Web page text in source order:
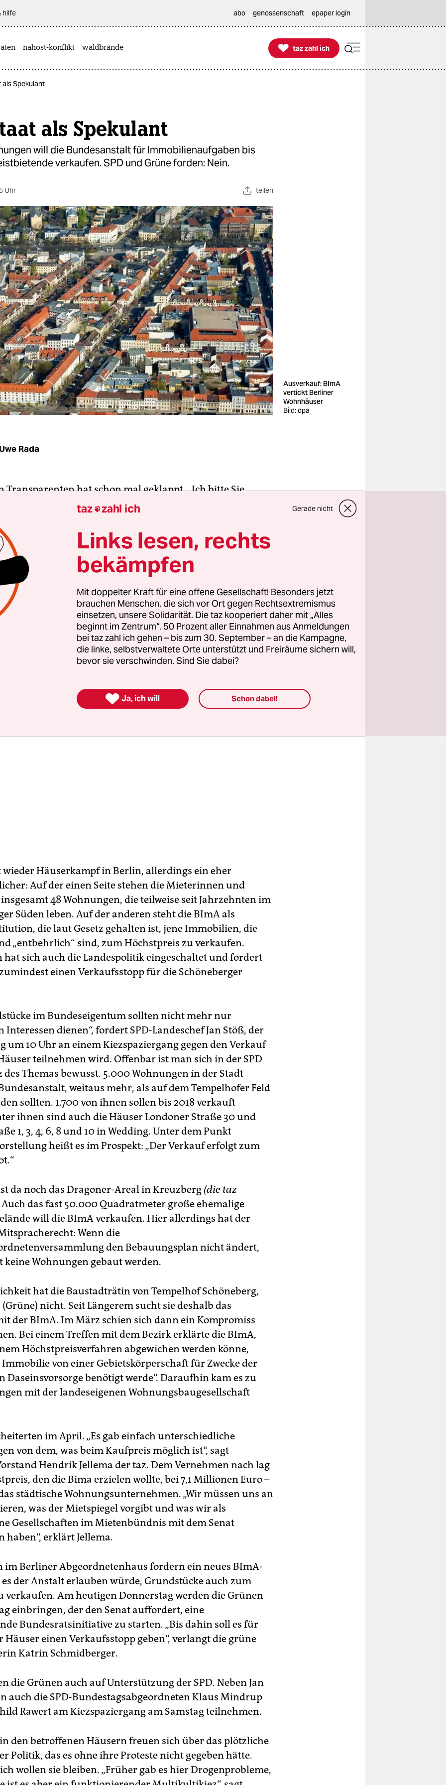
hilfe abo genossenschaft epaper login
nahost-konflikt waldbrände 
taz zahl ich
taz zahl ich
als Spekulant
als Spekulant
will die Bundesanstalt für Immobilienaufgaben bis
verkaufen. SPD und Grüne forden: Nein.
Uhr teilen
Ausverkauf: BImA
vertickt Berliner
Wohnhäuser
Bild: dpa
Uwe Rada
Transparenten hat schon mal geklappt. „Ich bitte Sie,
nicht pauschal als Spekulanten zu diffamieren“,
für Immobilienaufgaben, kurz BImA, am 3.
Mieter der Katzlerstraße 11. „Ebenso sollten Sie nicht
und Beschimpfungen auf Transparenten öffentlich
geworden“, sagt Altmieterin Barbara Tharra, die aus
den geplanten Verkauf der Häuser Katzlerstraße 10 und
25, 26 und 27 bereits einen Brief an
Angela Merkel geschrieben hat. „Wegen der Proteste
BImA jetzt sogar darauf, die Besichtigungstermine für
öffentlich zu machen.“
wieder Häuserkampf in Berlin, allerdings ein eher
Auf der einen Seite stehen die Mieterinnen und
48 Wohnungen, die teilweise seit Jahrzehnten im
Süden leben. Auf der anderen steht die BImA als
die laut Gesetz gehalten ist, jene Immobilien, die
„entbehrlich“ sind, zum Höchstpreis zu verkaufen.
hat sich auch die Landespolitik eingeschaltet und fordert
einen Verkaufsstopp für die Schöneberger
im Bundeseigentum sollten nicht mehr nur
Interessen dienen“, fordert SPD-Landeschef Jan Stöß, der
um 10 Uhr an einem Kiezspaziergang gegen den Verkauf
teilnehmen wird. Offenbar ist man sich in der SPD
des Themas bewusst. 5.000 Wohnungen in der Stadt
weitaus mehr, als auf dem Tempelhofer Feld
sollten. 1.700 von ihnen sollen bis 2018 verkauft
ihnen sind auch die Häuser Londoner Straße 30 und
1, 3, 4, 6, 8 und 10 in Wedding. Unter dem Punkt
heißt es im Prospekt: „Der Verkauf erfolgt zum
da noch das Dragoner-Areal in Kreuzberg (die taz
Auch das fast 50.000 Quadratmeter große ehemalige
will die BImA verkaufen. Hier allerdings hat der
Wenn die
den Bebauungsplan nicht ändert,
Wohnungen gebaut werden.
hat die Baustadträtin von Tempelhof Schöneberg,
nicht. Seit Längerem sucht sie deshalb das
der BImA. Im März schien sich dann ein Kompromiss
Bei einem Treffen mit dem Bezirk erklärte die BImA,
Höchstpreisverfahren abgewichen werden könne,
Immobilie von einer Gebietskörperschaft für Zwecke der
Daseinsvorsorge benötigt werde“. Daraufhin kam es zu
mit der landeseigenen Wohnungsbaugesellschaft
im April. „Es gab einfach unterschiedliche
von dem, was beim Kaufpreis möglich ist“, sagt
Hendrik Jellema der taz. Dem Vernehmen nach lag
den die Bima erzielen wollte, bei 7,1 Millionen Euro –
städtische Wohnungsunternehmen. „Wir müssen uns an
was der Mietspiegel vorgibt und was wir als
Gesellschaften im Mietenbündnis mit dem Senat
haben“, erklärt Jellema.
im Berliner Abgeordnetenhaus fordern ein neues BImA-
es der Anstalt erlauben würde, Grundstücke auch zum
verkaufen. Am heutigen Donnerstag werden die Grünen
einbringen, der den Senat auffordert, eine
Bundesratsinitiative zu starten. „Bis dahin soll es für
Häuser einen Verkaufsstopp geben“, verlangt die grüne
Katrin Schmidberger.
die Grünen auch auf Unterstützung der SPD. Neben Jan
auch die SPD-Bundestagsabgeordneten Klaus Mindrup
Rawert am Kiezspaziergang am Samstag teilnehmen.
den betroffenen Häusern freuen sich über das plötzliche
Politik, das es ohne ihre Proteste nicht gegeben hätte.
wollen sie bleiben. „Früher gab es hier Drogenprobleme,
taz zahl ich Gerade nicht
Links lesen, rechts
bekämpfen
Mit doppelter Kraft für eine offene Gesellschaft! Besonders jetzt
brauchen Menschen, die sich vor Ort gegen Rechtsextremismus
einsetzen, unsere Solidarität. Die taz kooperiert daher mit „Alles
beginnt im Zentrum“. 50 Prozent aller Einnahmen aus Anmeldungen
bei taz zahl ich gehen – bis zum 30. September – an die Kampagne,
die linke, selbstverwaltete Orte unterstützt und Freiräume sichern will,
bevor sie verschwinden. Sind Sie dabei?
 Ja, ich will Schon dabei!